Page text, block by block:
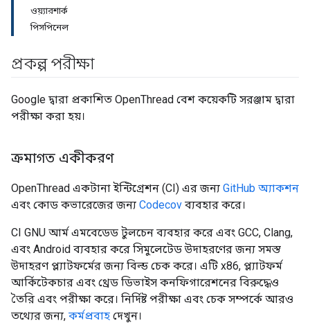
ওয়্যারশার্ক
পিসপিনেল
প্রকল্প পরীক্ষা
Google দ্বারা প্রকাশিত OpenThread বেশ কয়েকটি সরঞ্জাম দ্বারা
পরীক্ষা করা হয়।
ক্রমাগত একীকরণ
OpenThread একটানা ইন্টিগ্রেশন (CI) এর জন্য GitHub অ্যাকশন
এবং কোড কভারেজের জন্য Codecov ব্যবহার করে।
CI GNU আর্ম এমবেডেড টুলচেন ব্যবহার করে এবং GCC, Clang,
এবং Android ব্যবহার করে সিমুলেটেড উদাহরণের জন্য সমস্ত
উদাহরণ প্ল্যাটফর্মের জন্য বিল্ড চেক করে। এটি x86, প্ল্যাটফর্ম
আর্কিটেকচার এবং থ্রেড ডিভাইস কনফিগারেশনের বিরুদ্ধেও
তৈরি এবং পরীক্ষা করে। নির্দিষ্ট পরীক্ষা এবং চেক সম্পর্কে আরও
তথ্যের জন্য, কর্মপ্রবাহ দেখুন।